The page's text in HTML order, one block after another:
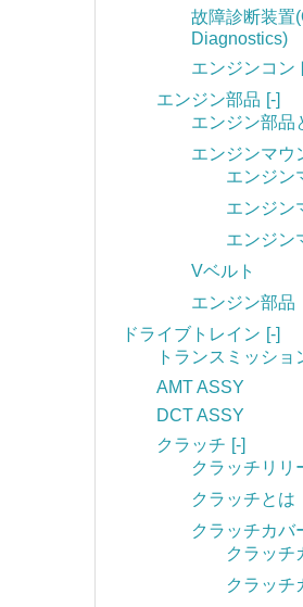
故障診断装置
Diagnostics)
エンジンコン
エンジン部品 [-]
エンジン部品
エンジンマウ
エンジン
エンジン
エンジン
Vベルト
エンジン部品
ドライブトレイン [-]
トランスミッショ
AMT ASSY
DCT ASSY
クラッチ [-]
クラッチリリ
クラッチとは
クラッチカバ
クラッチ
クラッチ